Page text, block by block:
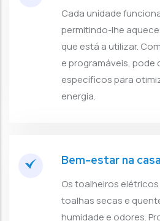
Cada unidade
permitindo-lhe
que está a utilizar.
e programáveis, pode
específicos para
energia.
Bem-estar na
Os toalheiros
toalhas secas e
humidade e odores.